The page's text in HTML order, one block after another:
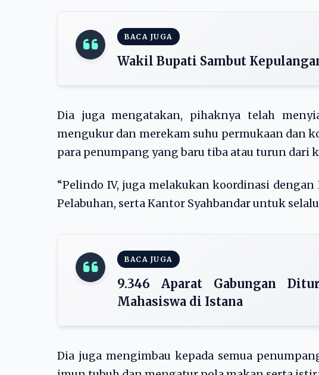
BACA JUGA
Wakil Bupati Sambut
Dia juga mengatakan, pihaknya telah
mengukur dan merekam suhu permukaan dan
para penumpang yang baru tiba atau turun dari
“Pelindo IV, juga melakukan koordinasi
Pelabuhan, serta Kantor Syahbandar untuk
BACA JUGA
9.346 Aparat Gabungan
Mahasiswa di Istana
Dia juga mengimbau kepada semua